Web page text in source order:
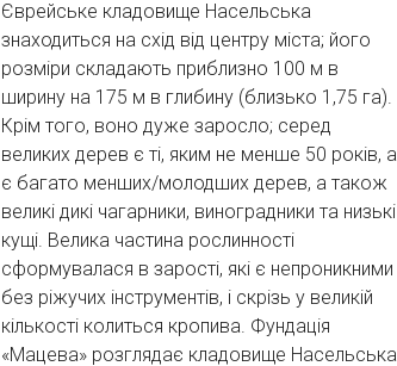
Єврейське кладовище Насельська
знаходиться на схід від центру міста; його
розміри складають приблизно 100 м в
ширину на 175 м в глибину (близько 1,75 га).
Крім того, воно дуже заросло; серед
великих дерев є ті, яким не менше 50 років, а
є багато менших/молодших дерев, а також
великі дикі чагарники, виноградники та низькі
кущі. Велика частина рослинності
сформувалася в зарості, які є непроникними
без ріжучих інструментів, і скрізь у великій
кількості колиться кропива. Фундація
«Мацева» розглядає кладовище Насельська